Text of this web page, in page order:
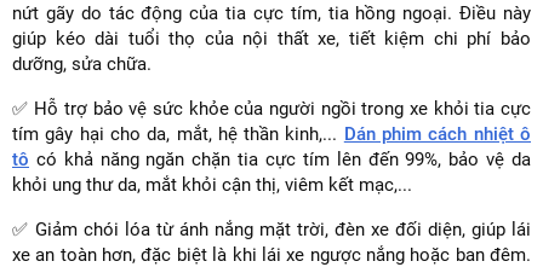
nứt gãy do tác động của tia cực tím, tia hồng ngoại. Điều này
giúp kéo dài tuổi thọ của nội thất xe, tiết kiệm chi phí bảo
dưỡng, sửa chữa.
✅ Hỗ trợ bảo vệ sức khỏe của người ngồi trong xe khỏi tia cực
tím gây hại cho da, mắt, hệ thần kinh,... Dán phim cách nhiệt ô
tô có khả năng ngăn chặn tia cực tím lên đến 99%, bảo vệ da
khỏi ung thư da, mắt khỏi cận thị, viêm kết mạc,...
✅ Giảm chói lóa từ ánh nắng mặt trời, đèn xe đối diện, giúp lái
xe an toàn hơn, đặc biệt là khi lái xe ngược nắng hoặc ban đêm.